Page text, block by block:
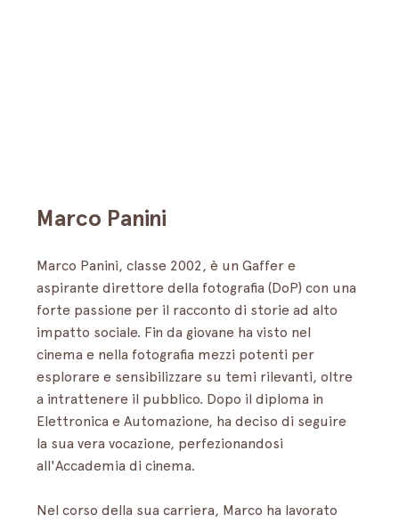
Marco Panini
Marco Panini, classe 2002, è un Gaffer e
aspirante direttore della fotografia (DoP) con una
forte passione per il racconto di storie ad alto
impatto sociale. Fin da giovane ha visto nel
cinema e nella fotografia mezzi potenti per
esplorare e sensibilizzare su temi rilevanti, oltre
a intrattenere il pubblico. Dopo il diploma in
Elettronica e Automazione, ha deciso di seguire
la sua vera vocazione, perfezionandosi
all'Accademia di cinema.
Nel corso della sua carriera, Marco ha lavorato